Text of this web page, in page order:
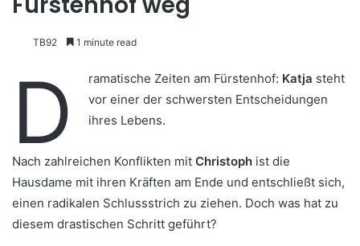
TB92 1 minute read
D ramatische Zeiten am Fürstenhof: Katja steht
vor einer der schwersten Entscheidungen
ihres Lebens.
Nach zahlreichen Konflikten mit Christoph ist die
Hausdame mit ihren Kräften am Ende und entschließt sich,
einen radikalen Schlussstrich zu ziehen. Doch was hat zu
diesem drastischen Schritt geführt?